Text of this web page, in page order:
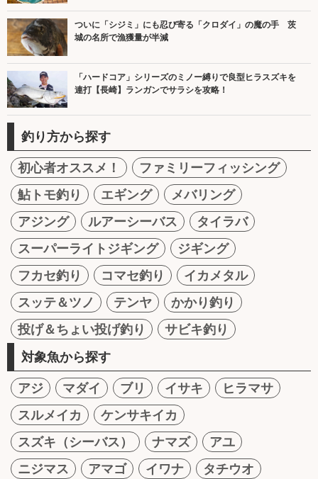
ついに「シジミ」にも忍び寄る「クロダイ」の魔の手 茨
城の名所で漁獲量が半減
「ハードコア」シリーズのミノー縛りで良型ヒラスズキを
連打【長崎】ランガンでサラシを攻略！
釣り方から探す
初心者オススメ！
ファミリーフィッシング
鮎トモ釣り
エギング
メバリング
アジング
ルアーシーバス
タイラバ
スーパーライトジギング
ジギング
フカセ釣り
コマセ釣り
イカメタル
スッテ＆ツノ
テンヤ
かかり釣り
投げ＆ちょい投げ釣り
サビキ釣り
対象魚から探す
アジ マダイ ブリ イサキ
ヒラマサ
スルメイカ
ケンサキイカ
スズキ（シーバス）
ナマズ
アユ
ニジマス
アマゴ イワナ タチウオ